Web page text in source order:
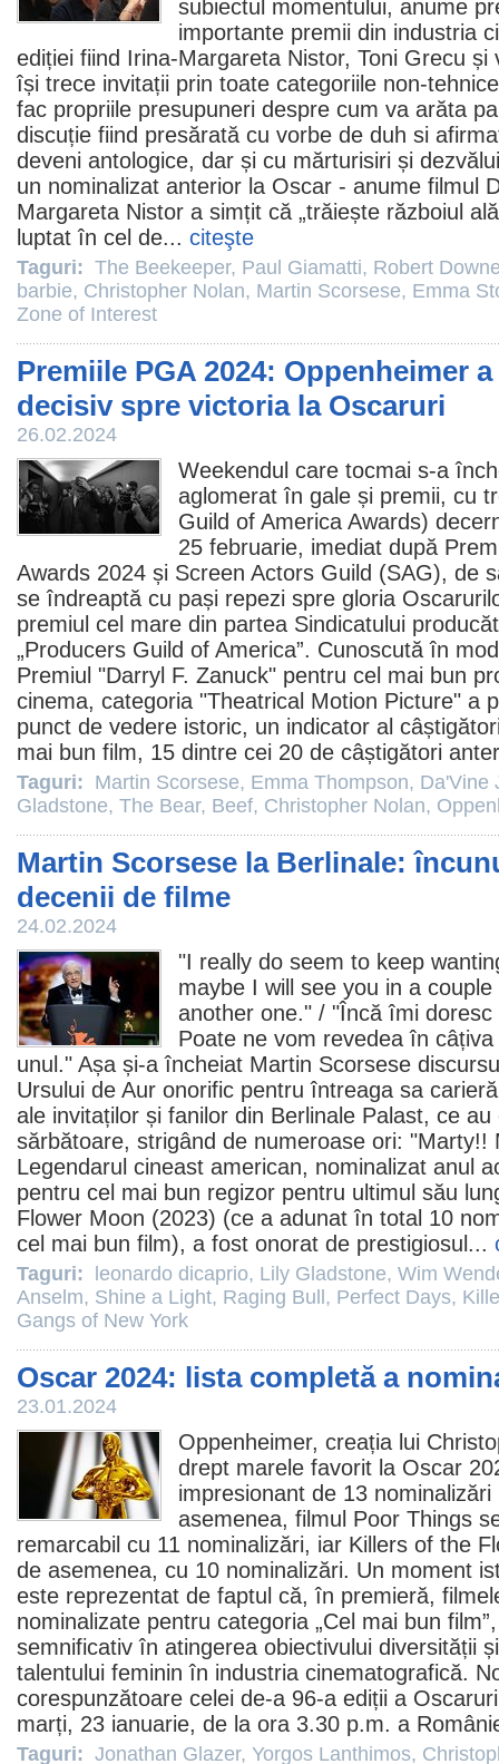
subiectul momentului, anume
importante premii din industria
ediției fiind Irina-Margareta Nistor, Toni Grecu și
își trece invitații prin toate categoriile non-
fac propriile presupuneri despre cum va arăta
discuție fiind presărată cu vorbe de duh si
deveni antologice, dar și cu mărturisiri și
un nominalizat anterior la Oscar - anume filmul
Margareta Nistor a simțit că „trăiește războiul
luptat în cel de... citeşte
Taguri: The Beekeeper, Paul Giamatti, Robert
barbie, Christopher Nolan, Martin Scorsese, Emma
Zone of Interest
Premiile PGA 2024: Oppenheimer
decisiv spre victoria la Oscaruri
26.02.2024
Weekendul care tocmai s-a
aglomerat în gale și premii, cu
Guild of America Awards)
25 februarie, imediat după
Awards 2024 și Screen Actors Guild (SAG), de
se îndreaptă cu pași repezi spre gloria
premiul cel mare din partea Sindicatului
„Producers Guild of America”. Cunoscută în
Premiul "Darryl F. Zanuck" pentru cel mai bun
cinema, categoria "Theatrical Motion Picture" a
punct de vedere istoric, un indicator al
mai bun film, 15 dintre cei 20 de câștigători
Taguri: Martin Scorsese, Emma Thompson, Da'Vine
Gladstone, The Bear, Beef, Christopher Nolan,
Martin Scorsese la Berlinale:
decenii de filme
24.02.2024
"I really do seem to keep
maybe I will see you in a
another one." / "Încă îmi
Poate ne vom revedea în
unul." Așa și-a încheiat Martin Scorsese
Ursului de Aur onorific pentru întreaga sa
ale invitaților și fanilor din Berlinale Palast, ce
sărbătoare, strigând de numeroase ori: "Marty!!
Legendarul cineast american, nominalizat anul
pentru cel mai bun regizor pentru ultimul său
Flower Moon (2023) (ce a adunat în total 10
cel mai bun film), a fost onorat de prestigiosul...
Taguri: leonardo dicaprio, Lily Gladstone, Wim
Anselm, Shine a Light, Raging Bull , Perfect Days,
Gangs of New York
Oscar 2024: lista completă a
23.01.2024
Oppenheimer, creația lui
drept marele favorit la Oscar
impresionant de 13
asemenea, filmul Poor Things
remarcabil cu 11 nominalizări, iar Killers of the
de asemenea, cu 10 nominalizări. Un moment
este reprezentat de faptul că, în premieră,
nominalizate pentru categoria „Cel mai bun film”
semnificativ în atingerea obiectivului diversității
talentului feminin în industria cinematografică.
corespunzătoare celei de-a 96-a ediții a
marți, 23 ianuarie, de la ora 3.30 p.m. a
Taguri: Jonathan Glazer, Yorgos Lanthimos,